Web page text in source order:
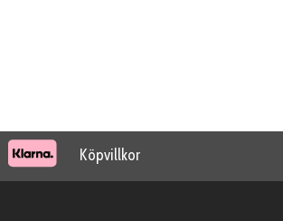
Köpvillkor